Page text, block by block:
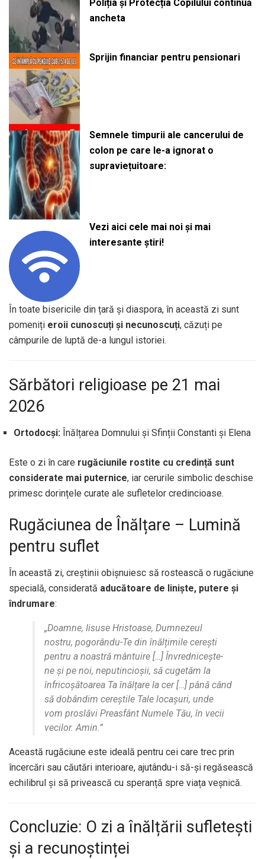
Poliția și Protecția Copilului continuă
ancheta
Sprijin financiar pentru pensionari
Semnele timpurii ale cancerului de
colon pe care le-a ignorat o
supraviețuitoare:
Vezi aici cele mai noi și mai
interesante știri!
În toate bisericile din țară și diaspora, în această zi sunt
pomeniți eroii cunoscuți și necunoscuți, căzuți pe
câmpurile de luptă de-a lungul istoriei.
Sărbători religioase pe 21 mai
2026
Ortodocși: Înălțarea Domnului și Sfinții Constanti și Elena
Este o zi în care rugăciunile rostite cu credință sunt
considerate mai puternice, iar cerurile simbolic deschise
primesc dorințele curate ale sufletelor credincioase.
Rugăciunea de Înălțare – Lumină
pentru suflet
În această zi, creștinii obișnuiesc să rostească o rugăciune
specială, considerată aducătoare de liniște, putere și
îndrumare:
„Doamne, Iisuse Hristoase, Dumnezeul
nostru, pogorându-Te din înălțimile cerești
pentru a noastră mântuire […] Învrednicește-
ne și pe noi, neputincioșii, să cugetăm la
înfricoșătoarea Ta înălțare la cer […] până când
să dobândim cereștile Tale locașuri, unde
vom proslăvi Preasfânt Numele Tău, în vecii
vecilor. Amin.”
Această rugăciune este ideală pentru cei care trec prin
încercări sau căutări interioare, ajutându-i să-și regăsească
echilibrul și să privească cu speranță spre viața veșnică.
Concluzie: O zi a înălțării sufletești
și a recunoștinței